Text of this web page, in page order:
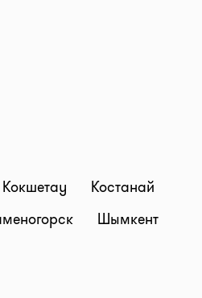
Кокшетау
Костанай
Шымкент